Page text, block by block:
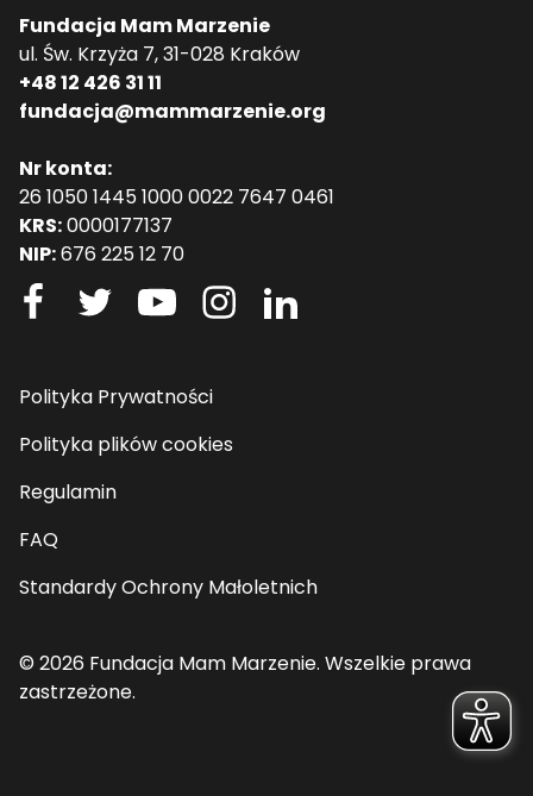
Fundacja Mam Marzenie
ul. Św. Krzyża 7, 31-028 Kraków
+48 12 426 31 11
fundacja@mammarzenie.org
Nr konta:
26 1050 1445 1000 0022 7647 0461
KRS:0000177137
NIP:676 225 12 70
Polityka Prywatności
Polityka plików cookies
Regulamin
FAQ
Standardy Ochrony Małoletnich
© 2026 Fundacja Mam Marzenie. Wszelkie prawa
zastrzeżone.